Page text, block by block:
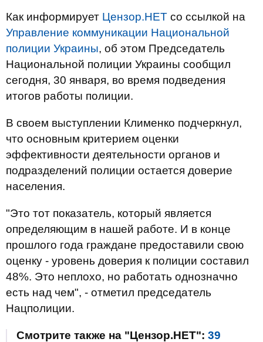
Как информирует Цензор.НЕТ со ссылкой на
Управление коммуникации Национальной
полиции Украины, об этом Председатель
Национальной полиции Украины сообщил
сегодня, 30 января, во время подведения
итогов работы полиции.
В своем выступлении Клименко подчеркнул,
что основным критерием оценки
эффективности деятельности органов и
подразделений полиции остается доверие
населения.
"Это тот показатель, который является
определяющим в нашей работе. И в конце
прошлого года граждане предоставили свою
оценку - уровень доверия к полиции составил
48%. Это неплохо, но работать однозначно
есть над чем", - отметил председатель
Нацполиции.
Смотрите также на "Цензор.НЕТ": 39